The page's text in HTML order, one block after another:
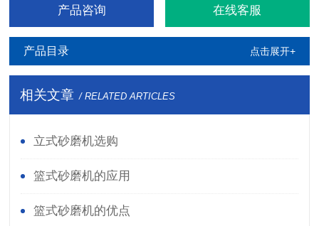
产品咨询 在线客服
产品目录 点击展开+
相关文章 / RELATED ARTICLES
立式砂磨机选购
篮式砂磨机的应用
篮式砂磨机的优点